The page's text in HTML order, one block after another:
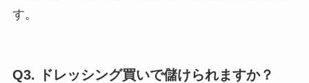
す。
Q3. ドレッシング買いで儲けられますか？